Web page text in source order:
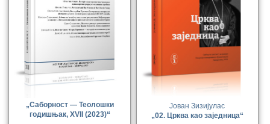
„Саборност — Теолошки
годишњак, XVII (2023)“
Јован Зизијулас
„02. Црква као заједница“